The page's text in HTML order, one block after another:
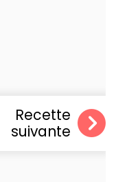
Recette
suivante